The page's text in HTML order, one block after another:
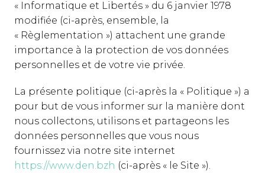
« Informatique et Libertés » du 6 janvier 1978
modifiée (ci-après, ensemble, la
« Règlementation ») attachent une grande
importance à la protection de vos données
personnelles et de votre vie privée.
La présente politique (ci-après la « Politique ») a
pour but de vous informer sur la manière dont
nous collectons, utilisons et partageons les
données personnelles que vous nous
fournissez via notre site internet
https://www.den.bzh (ci-après « le Site »).